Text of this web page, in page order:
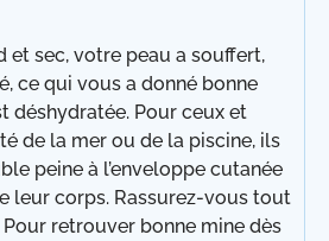
et sec, votre peau a souffert,
ce qui vous a donné bonne
déshydratée. Pour ceux et
de la mer ou de la piscine, ils
peine à l’enveloppe cutanée
leur corps. Rassurez-vous tout
retrouver bonne mine dès